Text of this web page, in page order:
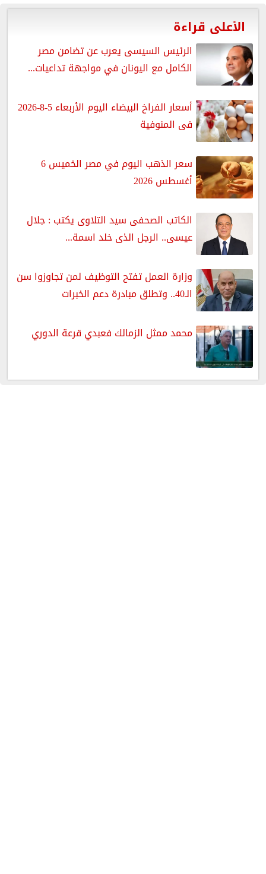
الأعلى قراءة
الرئيس السيسى يعرب عن تضامن مصر
الكامل مع اليونان في مواجهة تداعيات...
أسعار الفراخ البيضاء اليوم الأربعاء 5-8-2026
فى المنوفية
سعر الذهب اليوم في مصر الخميس 6
أغسطس 2026
الكاتب الصحفى سيد التلاوى يكتب : جلال
عيسى.. الرجل الذى خلد اسمة...
وزارة العمل تفتح التوظيف لمن تجاوزوا سن
الـ40.. وتطلق مبادرة دعم الخبرات
محمد ممثل الزمالك فعبدي قرعة الدوري